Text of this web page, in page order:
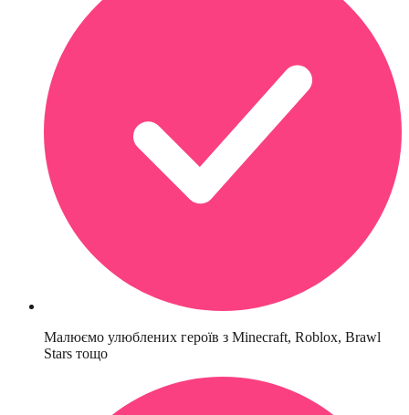
Малюємо улюблених героїв з Minecraft, Roblox, Brawl
Stars тощо